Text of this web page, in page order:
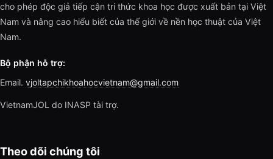
cho phép độc giả tiếp cận tri thức khoa học được xuất bản tại Việt
Nam và nâng cao hiểu biết của thế giới về nền học thuật của Việt
Nam.
Bộ phận hỗ trợ:
Email. vjoltapchikhoahocvietnam@gmail.com
VietnamJOL do INASP tài trợ.
Theo dõi chúng tôi